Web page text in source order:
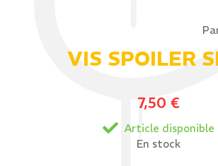
VIS SPOILER
7,50 €
Article disponible
En stock